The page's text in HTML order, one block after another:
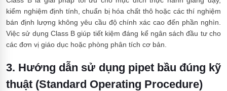
kiểm nghiệm định tính, chuẩn bị hóa chất thô hoặc các thí nghiệm
bán định lượng không yêu cầu độ chính xác cao đến phần nghìn.
Việc sử dụng Class B giúp tiết kiệm đáng kể ngân sách đầu tư cho
các đơn vị giáo dục hoặc phòng phân tích cơ bản.
3. Hướng dẫn sử dụng pipet bầu đúng kỹ
thuật (Standard Operating Procedure)